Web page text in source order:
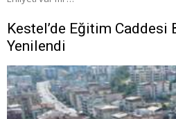
Kestel’de Eğitim Caddesi
Yenilendi